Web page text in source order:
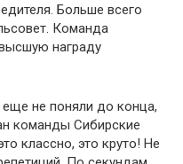
Больше всего
Команда
награду
не поняли до конца,
команды Сибирские
классно, это круто! Не